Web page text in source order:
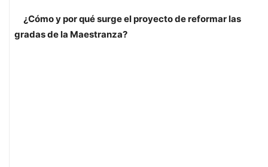
¿Cómo y por qué surge el proyecto de reformar las
gradas de la Maestranza?